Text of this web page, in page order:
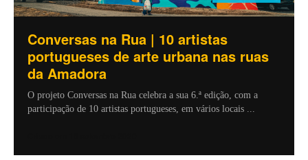
Conversas na Rua | 10 artistas
portugueses de arte urbana nas ruas
da Amadora
O projeto Conversas na Rua celebra a sua 6.ª edição, com a
participação de 10 artistas portugueses, em vários locais ...